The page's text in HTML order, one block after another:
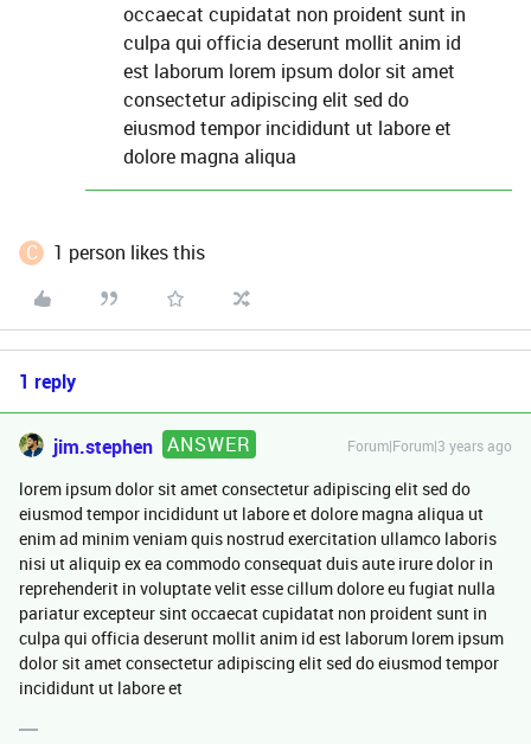
occaecat cupidatat non proident sunt in
culpa qui officia deserunt mollit anim id
est laborum lorem ipsum dolor sit amet
consectetur adipiscing elit sed do
eiusmod tempor incididunt ut labore et
dolore magna aliqua
C 1 person likes this
1 reply
jim.stephen ANSWER Forum|Forum|3 years ago
lorem ipsum dolor sit amet consectetur adipiscing elit sed do
eiusmod tempor incididunt ut labore et dolore magna aliqua ut
enim ad minim veniam quis nostrud exercitation ullamco laboris
nisi ut aliquip ex ea commodo consequat duis aute irure dolor in
reprehenderit in voluptate velit esse cillum dolore eu fugiat nulla
pariatur excepteur sint occaecat cupidatat non proident sunt in
culpa qui officia deserunt mollit anim id est laborum lorem ipsum
dolor sit amet consectetur adipiscing elit sed do eiusmod tempor
incididunt ut labore et